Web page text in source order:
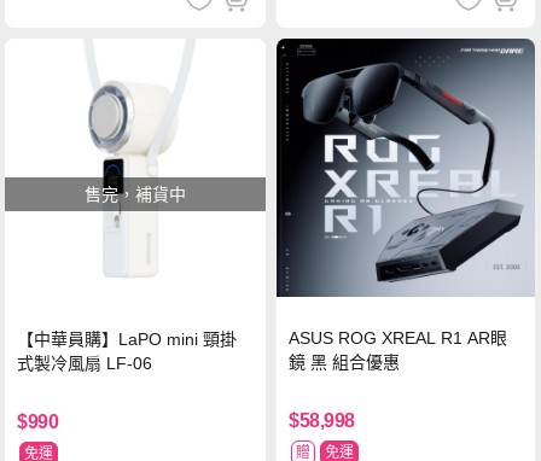
售完，補貨中
【中華員購】LaPO mini 頸掛
式製冷風扇 LF-06
$990
免運
ASUS ROG XREAL R1 AR眼
鏡 黑 組合優惠
$58,998
贈 免運